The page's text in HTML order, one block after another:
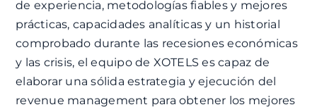
de experiencia, metodologías fiables y mejores
prácticas, capacidades analíticas y un historial
comprobado durante las recesiones económicas
y las crisis, el equipo de XOTELS es capaz de
elaborar una sólida estrategia y ejecución del
revenue management para obtener los mejores